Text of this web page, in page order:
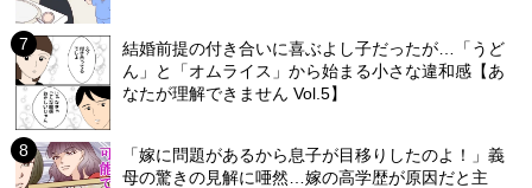
結婚前提の付き合いに喜ぶよし子だったが…「うど
ん」と「オムライス」から始まる小さな違和感【あ
なたが理解できません Vol.5】
「嫁に問題があるから息子が目移りしたのよ！」義
母の驚きの見解に唖然…嫁の高学歴が原因だと主